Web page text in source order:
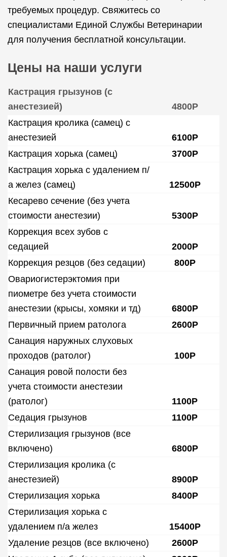
требуемых процедур. Свяжитесь со
специалистами Единой Службы Ветеринарии
для получения бесплатной консультации.
Цены на наши услуги
Кастрация грызунов (с
анестезией)
4800Р
Кастрация кролика (самец) с
анестезией
6100Р
Кастрация хорька (самец)
3700Р
Кастрация хорька с удалением п/
а желез (самец)
12500Р
Кесарево сечение (без учета
стоимости анестезии)
5300Р
Коррекция всех зубов с
седацией
2000Р
Коррекция резцов (без седации)
800Р
Овариогистерэктомия при
пиометре без учета стоимости
анестезии (крысы, хомяки и тд)
6800Р
Первичный прием ратолога
2600Р
Санация наружных слуховых
проходов (ратолог)
100Р
Санация ровой полости без
учета стоимости анестезии
(ратолог)
1100Р
Седация грызунов
1100Р
Стерилизация грызунов (все
включено)
6800Р
Стерилизация кролика (с
анестезией)
8900Р
Стерилизация хорька
8400Р
Стерилизация хорька с
удалением п/а желез
15400Р
Удаление резцов (все включено)
2600Р